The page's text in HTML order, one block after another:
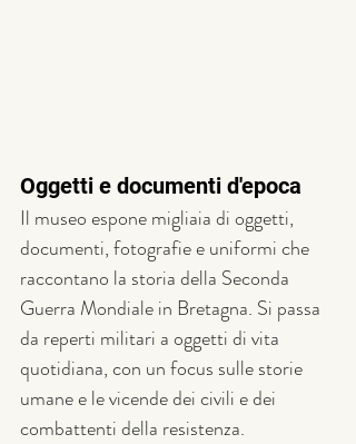
Oggetti e documenti d'epoca
Il museo espone migliaia di oggetti,
documenti, fotografie e uniformi che
raccontano la storia della Seconda
Guerra Mondiale in Bretagna. Si passa
da reperti militari a oggetti di vita
quotidiana, con un focus sulle storie
umane e le vicende dei civili e dei
combattenti della resistenza.